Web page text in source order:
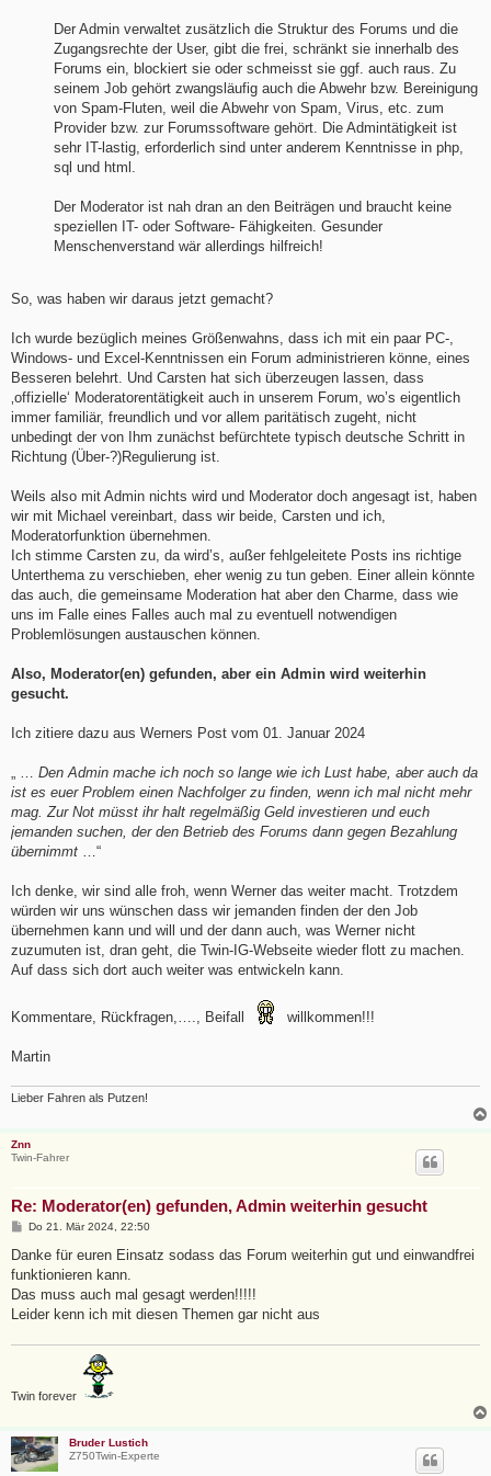
Der Admin verwaltet zusätzlich die Struktur des Forums und die
Zugangsrechte der User, gibt die frei, schränkt sie innerhalb des
Forums ein, blockiert sie oder schmeisst sie ggf. auch raus. Zu
seinem Job gehört zwangsläufig auch die Abwehr bzw. Bereinigung
von Spam-Fluten, weil die Abwehr von Spam, Virus, etc. zum
Provider bzw. zur Forumssoftware gehört. Die Admintätigkeit ist
sehr IT-lastig, erforderlich sind unter anderem Kenntnisse in php,
sql und html.
Der Moderator ist nah dran an den Beiträgen und braucht keine
speziellen IT- oder Software- Fähigkeiten. Gesunder
Menschenverstand wär allerdings hilfreich!
So, was haben wir daraus jetzt gemacht?
Ich wurde bezüglich meines Größenwahns, dass ich mit ein paar PC-,
Windows- und Excel-Kenntnissen ein Forum administrieren könne, eines
Besseren belehrt. Und Carsten hat sich überzeugen lassen, dass
‚offizielle‘ Moderatorentätigkeit auch in unserem Forum, wo’s eigentlich
immer familiär, freundlich und vor allem paritätisch zugeht, nicht
unbedingt der von Ihm zunächst befürchtete typisch deutsche Schritt in
Richtung (Über-?)Regulierung ist.
Weils also mit Admin nichts wird und Moderator doch angesagt ist, haben
wir mit Michael vereinbart, dass wir beide, Carsten und ich,
Moderatorfunktion übernehmen.
Ich stimme Carsten zu, da wird’s, außer fehlgeleitete Posts ins richtige
Unterthema zu verschieben, eher wenig zu tun geben. Einer allein könnte
das auch, die gemeinsame Moderation hat aber den Charme, dass wie
uns im Falle eines Falles auch mal zu eventuell notwendigen
Problemlösungen austauschen können.
Also, Moderator(en) gefunden, aber ein Admin wird weiterhin
gesucht.
Ich zitiere dazu aus Werners Post vom 01. Januar 2024
Den Admin mache ich noch so lange wie ich Lust habe, aber auch da
ist es euer Problem einen Nachfolger zu finden, wenn ich mal nicht mehr
mag. Zur Not müsst ihr halt regelmäßig Geld investieren und euch
jemanden suchen, der den Betrieb des Forums dann gegen Bezahlung
übernimmt …“
Ich denke, wir sind alle froh, wenn Werner das weiter macht. Trotzdem
würden wir uns wünschen dass wir jemanden finden der den Job
übernehmen kann und will und der dann auch, was Werner nicht
zuzumuten ist, dran geht, die Twin-IG-Webseite wieder flott zu machen.
Auf dass sich dort auch weiter was entwickeln kann.
Kommentare, Rückfragen,…., Beifall willkommen!!!
Martin
Lieber Fahren als Putzen!
Znn
Twin-Fahrer
Re: Moderator(en) gefunden, Admin weiterhin gesucht
B
i
r
a
Do 21. Mär 2024, 22:50
Danke für euren Einsatz sodass das Forum weiterhin gut und einwandfrei
funktionieren kann.
Das muss auch mal gesagt werden!!!!!
Leider kenn ich mit diesen Themen gar nicht aus
Twin forever
Bruder Lustich
Z750Twin-Experte